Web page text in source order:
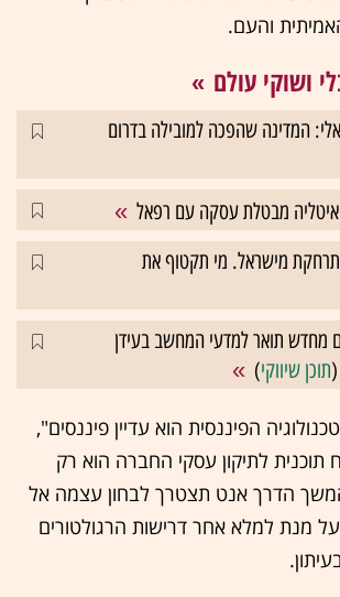
והעם.
ושוקי עולם
המדינה שהפכה למובילה בדרום
מבטלת עסקה עם רפאל
מישראל. מי תקטוף את
מחדש תואר למדעי המחשב בעידן
תוכן שיווקי)
הפיננסית הוא עדיין פיננסים",
תוכנית לתיקון עסקי החברה הוא רק
הדרך אנט תצטרך לבחון עצמה אל
על מנת למלא אחר דרישות הרגולטורים